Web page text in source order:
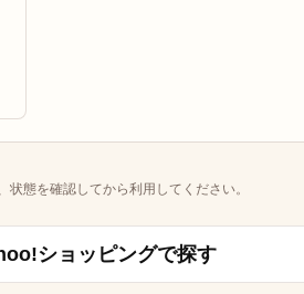
態を確認してから利用してください。
ショッピングで探す